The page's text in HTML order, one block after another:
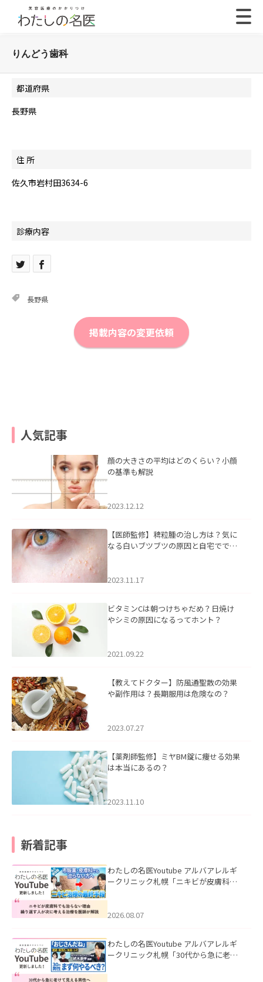
りんどう歯科
都道府県
長野県
住 所
佐久市岩村田3634-6
診療内容
長野県
掲載内容の変更依頼
人気記事
顔の大きさの平均はどのくらい？小顔
の基準も解説
2023.12.12
【医師監修】稗粒腫の治し方は？気に
なる白いブツブツの原因と自宅ででき
2023.11.17
ビタミンCは朝つけちゃだめ？日焼け
やシミの原因になるってホント？
2021.09.22
【教えてドクター】防風通聖散の効果
や副作用は？長期服用は危険なの？
2023.07.27
【薬剤師監修】ミヤBM錠に痩せる効果
は本当にあるの？
2023.11.10
新着記事
わたしの名医Youtube アルバアレルギ
ークリニック札幌「ニキビが皮膚科で
ました。
2026.08.07
わたしの名医Youtube アルバアレルギ
ークリニック札幌「30代から急に老け